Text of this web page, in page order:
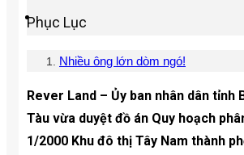
Phục Lục
Nhiều ông lớn dòm ngó!
Rever Land – Ủy ban nhân dân tỉnh
Tàu vừa duyệt đồ án Quy hoạch
1/2000 Khu đô thị Tây Nam thành